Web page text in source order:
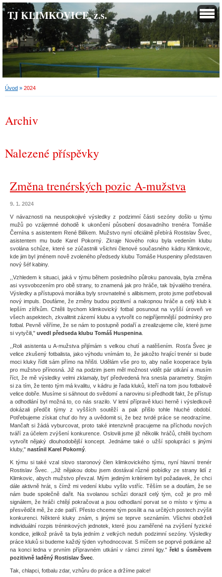
TJ KLIMKOVICE, z.s.
Úvod » 2024
Archiv
Nalezené příspěvky
Změna trenérských pozic A-mužstva
9. 1. 2024
V návaznosti na neuspokojivé výsledky z podzimní části sezóny došlo u týmu
mužů po vzájemné dohodě k ukončení působení dosavadního trenéra Tomáše
Černína s asistentem René Bilíkem. Mužstvo nyní oficiálně přebírá Rostislav Švec,
asistentem mu bude Karel Pokorný. Zkraje Nového roku byla vedením klubu
svolána schůze, které se zúčastnili všichni členové současného kádru Klimkovic,
kde jim byl jménem nově zvoleného předsedy klubu Tomáše Huspeniny představen
nový šéf kabiny.
,,Vzhledem k situaci, jaká v týmu během posledního půlroku panovala, byla změna
asi vysvobozením pro obě strany, to znamená jak pro hráče, tak bývalého trenéra.
Výsledky a přístupová morálka byly srovnatelné s alibismem, proto jsme potřebovali
nový impuls. Doufáme, že změny budou pozitivní a nakopnou hráče a celý klub k
lepším zítřkům. Chtěli bychom klimkovický fotbal posunout na vyšší úroveň ve
všech aspektech, zkvalitnit zázemí klubu a vytvořit co nejpříjemnější podmínky pro
fotbal. Pevně věříme, že se nám to postupně podaří a zrealizujeme cíle, které jsme
si vytyčili," uvedl předseda klubu Tomáš Huspenina
,,Roli asistenta u A-mužstva přijímám s velkou chutí a natěšením. Rosťa Švec je
velice zkušený fotbalista, jako výhodu vnímám to, že jakožto hrající trenér si bude
moci kluky řídit sám přímo na hřišti. Udělám vše pro to, aby naše kooperace byla
pro mužstvo přínosná. Již na podzim jsem měl možnost vidět pár utkání a musím
říct, že mě výsledky velmi zklamaly, byť předvedená hra snesla parametry. Stojím
si za tím, že tento tým má kvalitu, v kádru je řada kluků, kteří na tom jsou fotbalově
velice dobře. Musíme si sáhnout do svědomí a narovinu si předhodit fakt, že přístup
a odhodlání byl možná to, co nás srazilo. V letní přípravě kluci herně i výsledkově
dokázali předčit týmy z vyšších soutěží a pak přišlo tohle hluché období.
Potřebujeme získat chuť do hry a uvědomit si, že bez tvrdé práce se neodrazíme.
Mančaft si žádá vyburcovat, proto také intenzivně pracujeme na příchodu nových
tváří za účelem zvýšení konkurence. Oslovili jsme již několik hráčů, chtěli bychom
vytvořit nějaký dlouhodobější koncept. Jednáme také o užší spolupráci s jinými
kluby," nastínil Karel Pokorný
K týmu si také vzal slovo staronový člen klimkovického týmu, nyní hlavní trenér
Rostislav Švec. ,,Již nějakou dobu jsem dostával různé pobídky ze strany lidí z
Klimkovic, abych mužstvo převzal. Mým jediným kritériem byl požadavek, že chci
dále aktivně hrát, s čímž mi vedení klubu vyšlo vstříc. Těším se a doufám, že se
nám bude společně dařit. Na svolanou schůzi dorazil celý tým, což je pro mě
signálem, že hráči chtějí pokračovat a jsou odhodlaní porvat se o místo v týmu a
přesvědčit mě, že zde patří. Přesto chceme tým posílit a na určitých postech zvýšit
konkurenci. Některé kluky znám, s jinými se teprve seznámím. Všichni obdrželi
individuální rozpis tréninkových jednotek, které jsou zaměřené na zvýšení fyzické
kondice, jelikož právě ta byla jedním z velkých neduh podzimní sezóny. Výsledky
práce kluků si budeme každý týden vyhodnocovat. S míčem se poprvé potkáme až
na konci ledna v prvním přípravném utkání v rámci zimní ligy." řekl s úsměvem
pozitivně laděný Rostislav Švec
Tak, chlapci, fotbalu zdar, vzhůru do práce a držíme palce!